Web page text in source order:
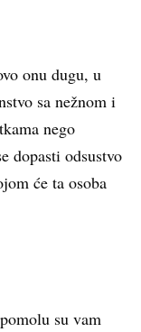
onu dugu, u
sa nežnom i
nego
dopasti odsustvo
će ta osoba
su vam